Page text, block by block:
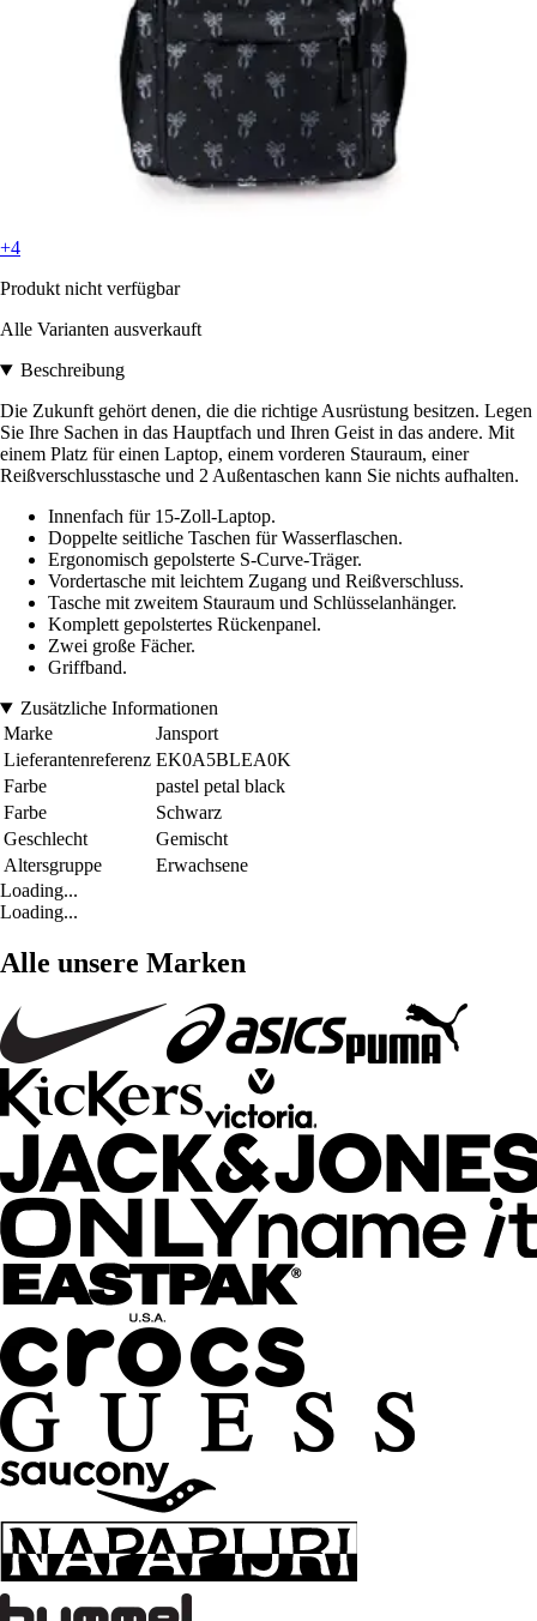
+4
Produkt nicht verfügbar
Alle Varianten ausverkauft
Beschreibung
Die Zukunft gehört denen, die die richtige Ausrüstung besitzen. Legen
Sie Ihre Sachen in das Hauptfach und Ihren Geist in das andere. Mit
einem Platz für einen Laptop, einem vorderen Stauraum, einer
Reißverschlusstasche und 2 Außentaschen kann Sie nichts aufhalten.
Innenfach für 15-Zoll-Laptop.
Doppelte seitliche Taschen für Wasserflaschen.
Ergonomisch gepolsterte S-Curve-Träger.
Vordertasche mit leichtem Zugang und Reißverschluss.
Tasche mit zweitem Stauraum und Schlüsselanhänger.
Komplett gepolstertes Rückenpanel.
Zwei große Fächer.
Griffband.
Zusätzliche Informationen
Marke
Jansport
Lieferantenreferenz EK0A5BLEA0K
Farbe
pastel petal black
Farbe
Schwarz
Geschlecht
Gemischt
Altersgruppe
Erwachsene
Loading...
Loading...
Alle unsere Marken